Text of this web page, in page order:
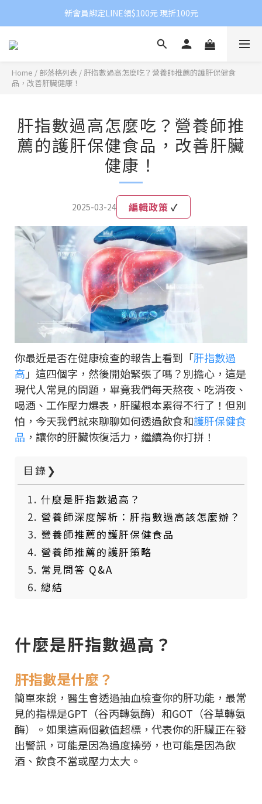
新會員綁定LINE領$100元 現折100元
Home / 部落格列表 / 肝指數過高怎麼吃？營養師推薦的護肝保健食
品，改善肝臟健康！
肝指數過高怎麼吃？營養師推
薦的護肝保健食品，改善肝臟
健康！
2025-03-24 編輯政策 ✓
你最近是否在健康檢查的報告上看到「肝指數過
高 」這四個字，然後開始緊張了嗎？別擔心，這是
現代人常見的問題，畢竟我們每天熬夜、吃消夜、
喝酒、工作壓力爆表，肝臟根本累得不行了！但別
怕，今天我們就來聊聊如何透過飲食和護肝保健食
品 ，讓你的肝臟恢復活力，繼續為你打拼！
目錄❯
什麼是肝指數過高？
營養師深度解析：肝指數過高該怎麼辦？
營養師推薦的護肝保健食品
營養師推薦的護肝策略
常見問答 Q&A
總結
什麼是肝指數過高？
肝指數是什麼？
簡單來說，醫生會透過抽血檢查你的肝功能，最常
見的指標是GPT（谷丙轉氨酶）和GOT（谷草轉氨
酶）。如果這兩個數值超標，代表你的肝臟正在發
出警訊，可能是因為過度操勞，也可能是因為飲
酒、飲食不當或壓力太大。